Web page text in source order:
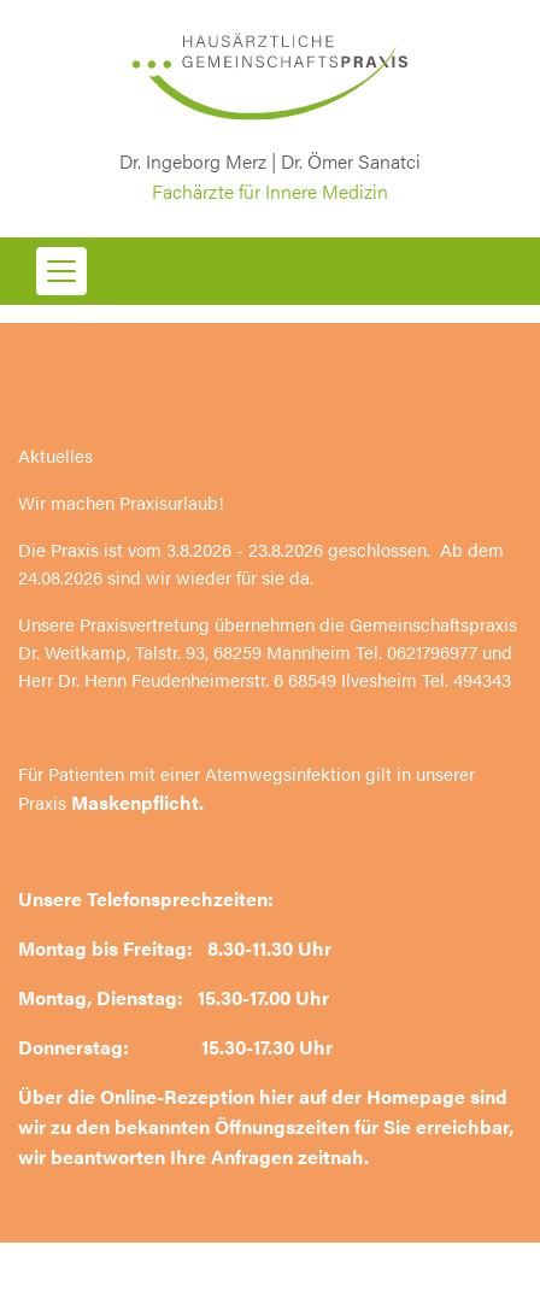
Dr. Ingeborg Merz | Dr. Ömer Sanatci
Fachärzte für Innere Medizin
Aktuelles
Wir machen Praxisurlaub!
Die Praxis ist vom 3.8.2026 - 23.8.2026 geschlossen. Ab dem
24.08.2026 sind wir wieder für sie da.
Unsere Praxisvertretung übernehmen die Gemeinschaftspraxis
Dr. Weitkamp, Talstr. 93, 68259 Mannheim Tel. 0621796977 und
Herr Dr. Henn Feudenheimerstr. 6 68549 Ilvesheim Tel. 494343
Für Patienten mit einer Atemwegsinfektion gilt in unserer
Praxis Maskenpflicht.
Unsere Telefonsprechzeiten:
Montag bis Freitag: 8.30-11.30 Uhr
Montag, Dienstag: 15.30-17.00 Uhr
Donnerstag: 15.30-17.30 Uhr
Über die Online-Rezeption hier auf der Homepage sind
wir zu den bekannten Öffnungszeiten für Sie erreichbar,
wir beantworten Ihre Anfragen zeitnah.